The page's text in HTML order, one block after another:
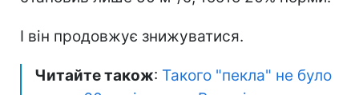
І він продовжує знижуватися.
Читайте також: Такого "пекла" не було